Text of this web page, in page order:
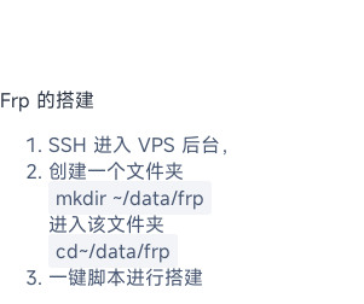
Frp 的搭建
SSH 进入 VPS 后台，
创建一个文件夹
mkdir ~/data/frp
进入该文件夹
cd~/data/frp
一键脚本进行搭建